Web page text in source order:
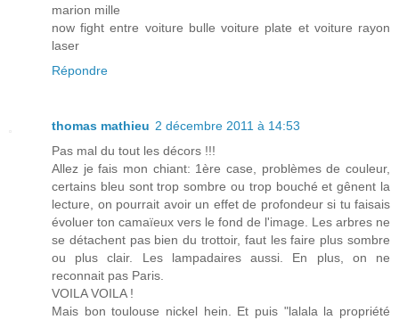
marion mille
now fight entre voiture bulle voiture plate et voiture rayon
laser
Répondre
thomas mathieu 2 décembre 2011 à 14:53
Pas mal du tout les décors !!!
Allez je fais mon chiant: 1ère case, problèmes de couleur,
certains bleu sont trop sombre ou trop bouché et gênent la
lecture, on pourrait avoir un effet de profondeur si tu faisais
évoluer ton camaïeux vers le fond de l'image. Les arbres ne
se détachent pas bien du trottoir, faut les faire plus sombre
ou plus clair. Les lampadaires aussi. En plus, on ne
reconnait pas Paris.
VOILA VOILA !
Mais bon toulouse nickel hein. Et puis "lalala la propriété